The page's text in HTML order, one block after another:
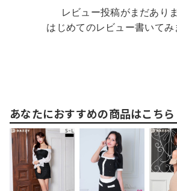
レビュー投稿がまだあり
はじめてのレビュー書いてみ
あなたにおすすめの商品はこちら